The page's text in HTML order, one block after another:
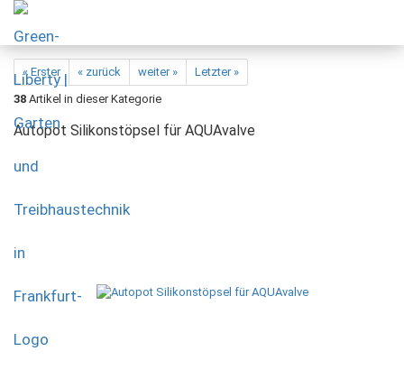
« Erster « zurück weiter »
Letzter »
38 Artikel in dieser Kategorie
Autopot Silikonstöpsel für AQUAvalve